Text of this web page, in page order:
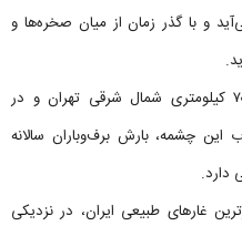
و با گذر زمان از میان صخره‌ها و
منطقه تفریحی چشمه اعلا: در ۷۰ کیلومتری شمال شرقی تهران و در
این چشمه، بارش برف‌وباران سالانه
غارهای طبیعی ایران، در نزدیکی